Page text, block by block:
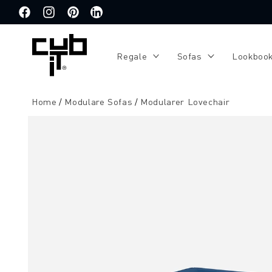
zum
Inhalt
FacebookInstagramPinterestTranslation
Regale Sofas Lookbook
Home Modulare Sofas Modularer Lovechair